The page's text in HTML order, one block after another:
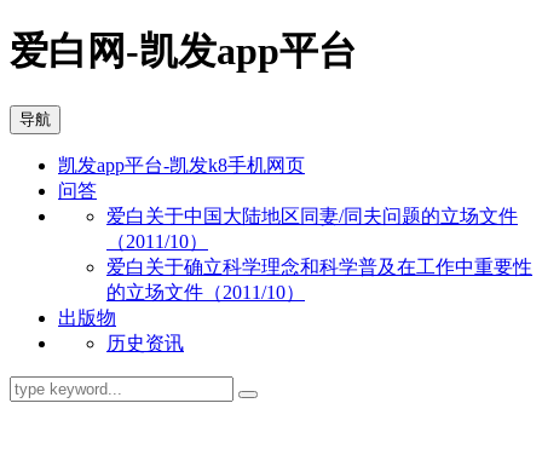
爱白网-凯发app平台
导航
凯发app平台-凯发k8手机网页
问答
爱白关于中国大陆地区同妻/同夫问题的立场文件
（2011/10）
爱白关于确立科学理念和科学普及在工作中重要性
的立场文件（2011/10）
出版物
历史资讯